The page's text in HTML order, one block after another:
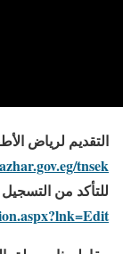
التقديم لرياض
tnsek/
للتأكد من